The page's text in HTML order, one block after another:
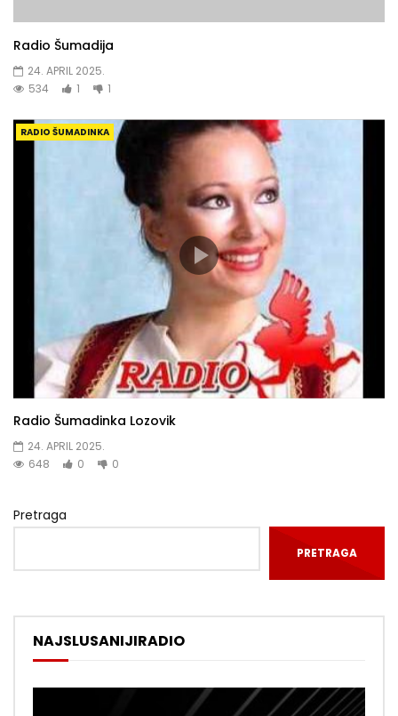
Radio Šumadija
24. APRIL 2025.
534
1 1
RADIO ŠUMADINKA
Radio Šumadinka Lozovik
24. APRIL 2025.
648
0 0
Pretraga
PRETRAGA
NAJSLUSANIJIRADIO